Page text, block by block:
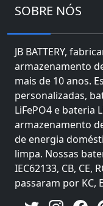
SOBRE NÓS
JB BATTERY,
armazenamento
mais de 10 anos.
personalizadas,
LiFePO4 e bateria
armazenamento
de energia
limpa. Nossas
IEC62133, CB, CE,
passaram por KC,